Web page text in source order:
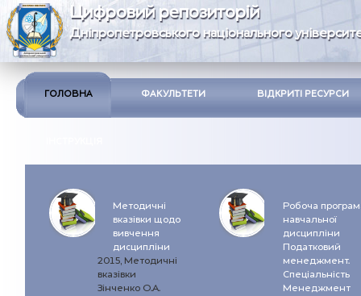
Цифровий репозиторій
Дніпропетровського національного
ГОЛОВНА ФАКУЛЬТЕТИ ВІДКРИТІ РЕСУРСИ
Методичні
вказівки щодо
вивчення
дисципліни
2015, Методичні
вказівки
Зінченко О.А.
Робоча
навчальної
дисципліни
Податковий
менеджмент.
Спеціальність
Менеджмент